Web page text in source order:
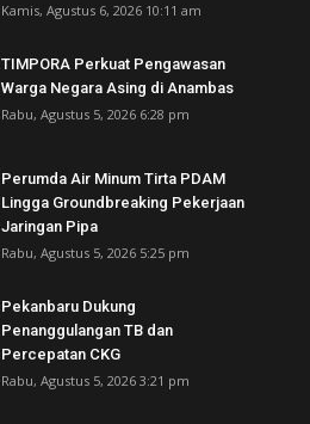
Kamis, Agustus 6, 2026 10:11 am
TIMPORA Perkuat Pengawasan
Warga Negara Asing di Anambas ‎
Rabu, Agustus 5, 2026 6:28 pm
Perumda Air Minum Tirta PDAM
Lingga Groundbreaking Pekerjaan
Jaringan Pipa
Rabu, Agustus 5, 2026 5:25 pm
Pekanbaru Dukung
Penanggulangan TB dan
Percepatan CKG
Rabu, Agustus 5, 2026 3:21 pm